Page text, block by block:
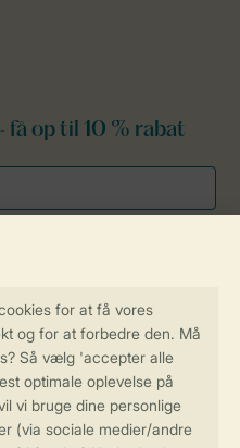
få op til 10 % rabat